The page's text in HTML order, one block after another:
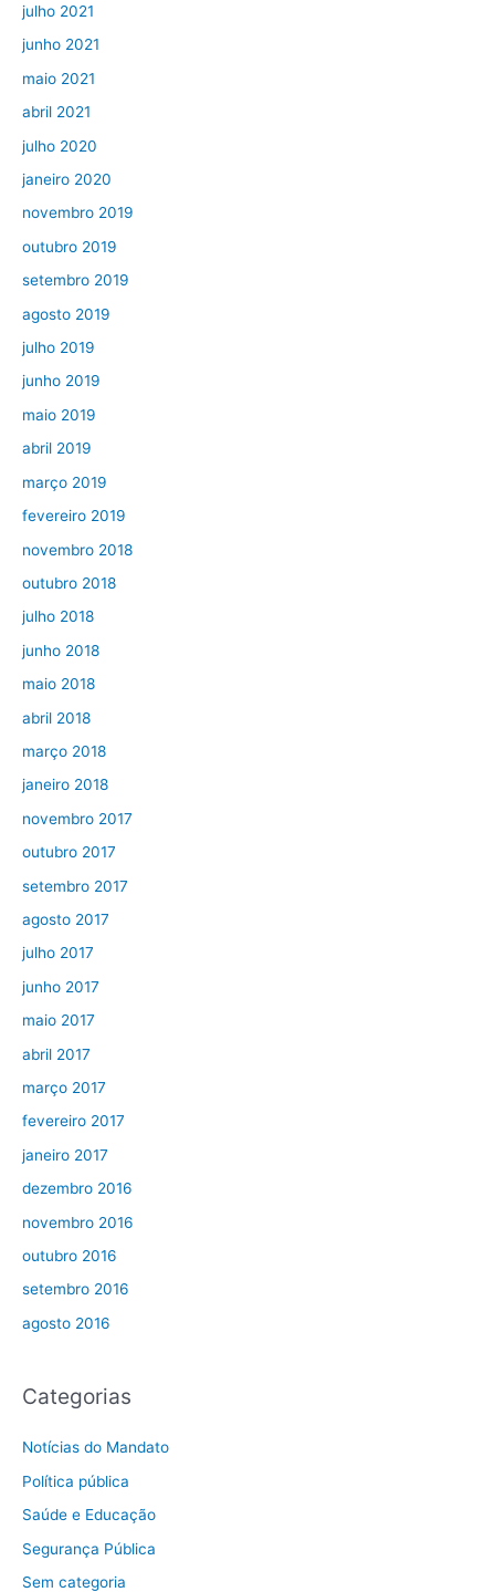
julho 2021
junho 2021
maio 2021
abril 2021
julho 2020
janeiro 2020
novembro 2019
outubro 2019
setembro 2019
agosto 2019
julho 2019
junho 2019
maio 2019
abril 2019
março 2019
fevereiro 2019
novembro 2018
outubro 2018
julho 2018
junho 2018
maio 2018
abril 2018
março 2018
janeiro 2018
novembro 2017
outubro 2017
setembro 2017
agosto 2017
julho 2017
junho 2017
maio 2017
abril 2017
março 2017
fevereiro 2017
janeiro 2017
dezembro 2016
novembro 2016
outubro 2016
setembro 2016
agosto 2016
Categorias
Notícias do Mandato
Política pública
Saúde e Educação
Segurança Pública
Sem categoria